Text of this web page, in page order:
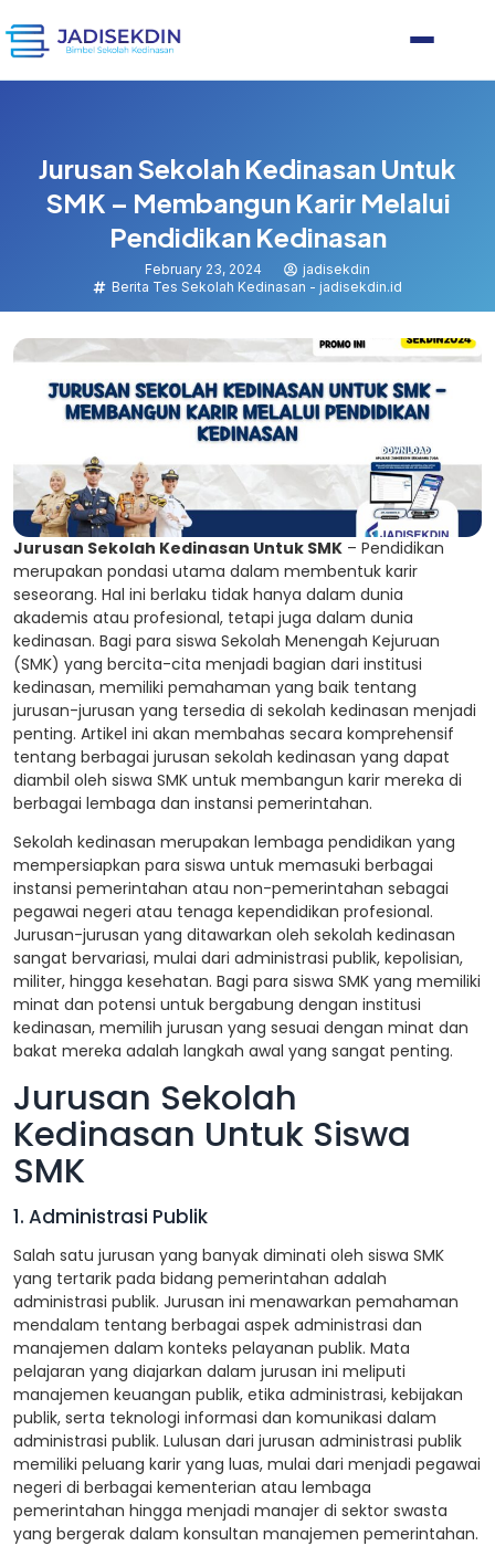
Jurusan Sekolah Kedinasan Untuk
SMK – Membangun Karir Melalui
Pendidikan Kedinasan
February 23, 2024
jadisekdin
Berita Tes Sekolah Kedinasan - jadisekdin.id
Jurusan Sekolah Kedinasan Untuk SMK – Pendidikan
merupakan pondasi utama dalam membentuk karir
seseorang. Hal ini berlaku tidak hanya dalam dunia
akademis atau profesional, tetapi juga dalam dunia
kedinasan. Bagi para siswa Sekolah Menengah Kejuruan
(SMK) yang bercita-cita menjadi bagian dari institusi
kedinasan, memiliki pemahaman yang baik tentang
jurusan-jurusan yang tersedia di sekolah kedinasan menjadi
penting. Artikel ini akan membahas secara komprehensif
tentang berbagai jurusan sekolah kedinasan yang dapat
diambil oleh siswa SMK untuk membangun karir mereka di
berbagai lembaga dan instansi pemerintahan.
Sekolah kedinasan merupakan lembaga pendidikan yang
mempersiapkan para siswa untuk memasuki berbagai
instansi pemerintahan atau non-pemerintahan sebagai
pegawai negeri atau tenaga kependidikan profesional.
Jurusan-jurusan yang ditawarkan oleh sekolah kedinasan
sangat bervariasi, mulai dari administrasi publik, kepolisian,
militer, hingga kesehatan. Bagi para siswa SMK yang memiliki
minat dan potensi untuk bergabung dengan institusi
kedinasan, memilih jurusan yang sesuai dengan minat dan
bakat mereka adalah langkah awal yang sangat penting.
Jurusan Sekolah
Kedinasan Untuk Siswa
SMK
1. Administrasi Publik
Salah satu jurusan yang banyak diminati oleh siswa SMK
yang tertarik pada bidang pemerintahan adalah
administrasi publik. Jurusan ini menawarkan pemahaman
mendalam tentang berbagai aspek administrasi dan
manajemen dalam konteks pelayanan publik. Mata
pelajaran yang diajarkan dalam jurusan ini meliputi
manajemen keuangan publik, etika administrasi, kebijakan
publik, serta teknologi informasi dan komunikasi dalam
administrasi publik. Lulusan dari jurusan administrasi publik
memiliki peluang karir yang luas, mulai dari menjadi pegawai
negeri di berbagai kementerian atau lembaga
pemerintahan hingga menjadi manajer di sektor swasta
yang bergerak dalam konsultan manajemen pemerintahan.